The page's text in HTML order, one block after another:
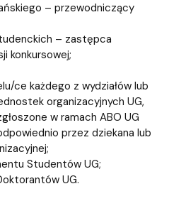
– przewodniczący
– zastępca
konkursowej;
ce każdego z wydziałów lub
organizacyjnych UG,
w ramach ABO UG
przez dziekana lub
Studentów UG;
UG.